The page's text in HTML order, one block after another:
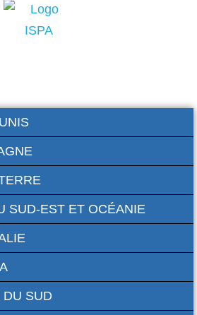
SUD-EST ET OCÉANIE
DU SUD